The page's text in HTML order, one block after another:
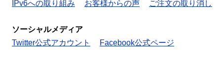
IPv6への取り組み
お客様からの声 ご注文の取り消し
ソーシャルメディア
Twitter公式アカウント
Facebook公式ページ